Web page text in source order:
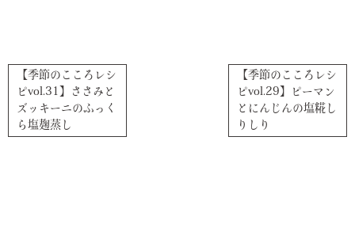
【季節のこころレシ
ピvol.31】ささみと
ズッキーニのふっく
ら塩麹蒸し
【季節のこころレシ
ピvol.29】ピーマン
とにんじんの塩糀し
りしり